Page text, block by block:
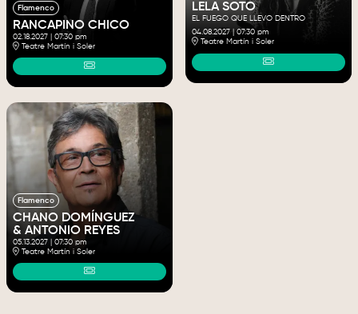
Flamenco
RANCAPINO CHICO
02.18.2027| 07:30 pm
Teatre Martín i Soler
LELA SOTO
EL FUEGO QUE LLEVO DENTRO
04.08.2027|07:30 pm
Teatre Martín i Soler
Flamenco
CHANO DOMÍNGUEZ
& ANTONIO REYES
05.13.2027| 07:30 pm
Teatre Martín i Soler